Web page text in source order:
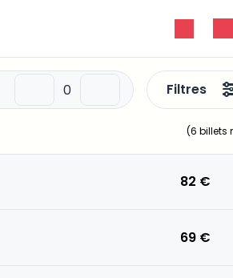
Filtres
(6 billets
82 €
69 €